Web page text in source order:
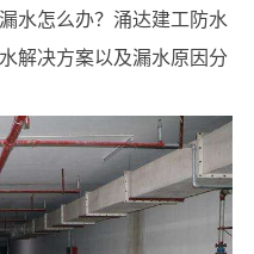
水怎么办？涌达建工防水
解决方案以及漏水原因分